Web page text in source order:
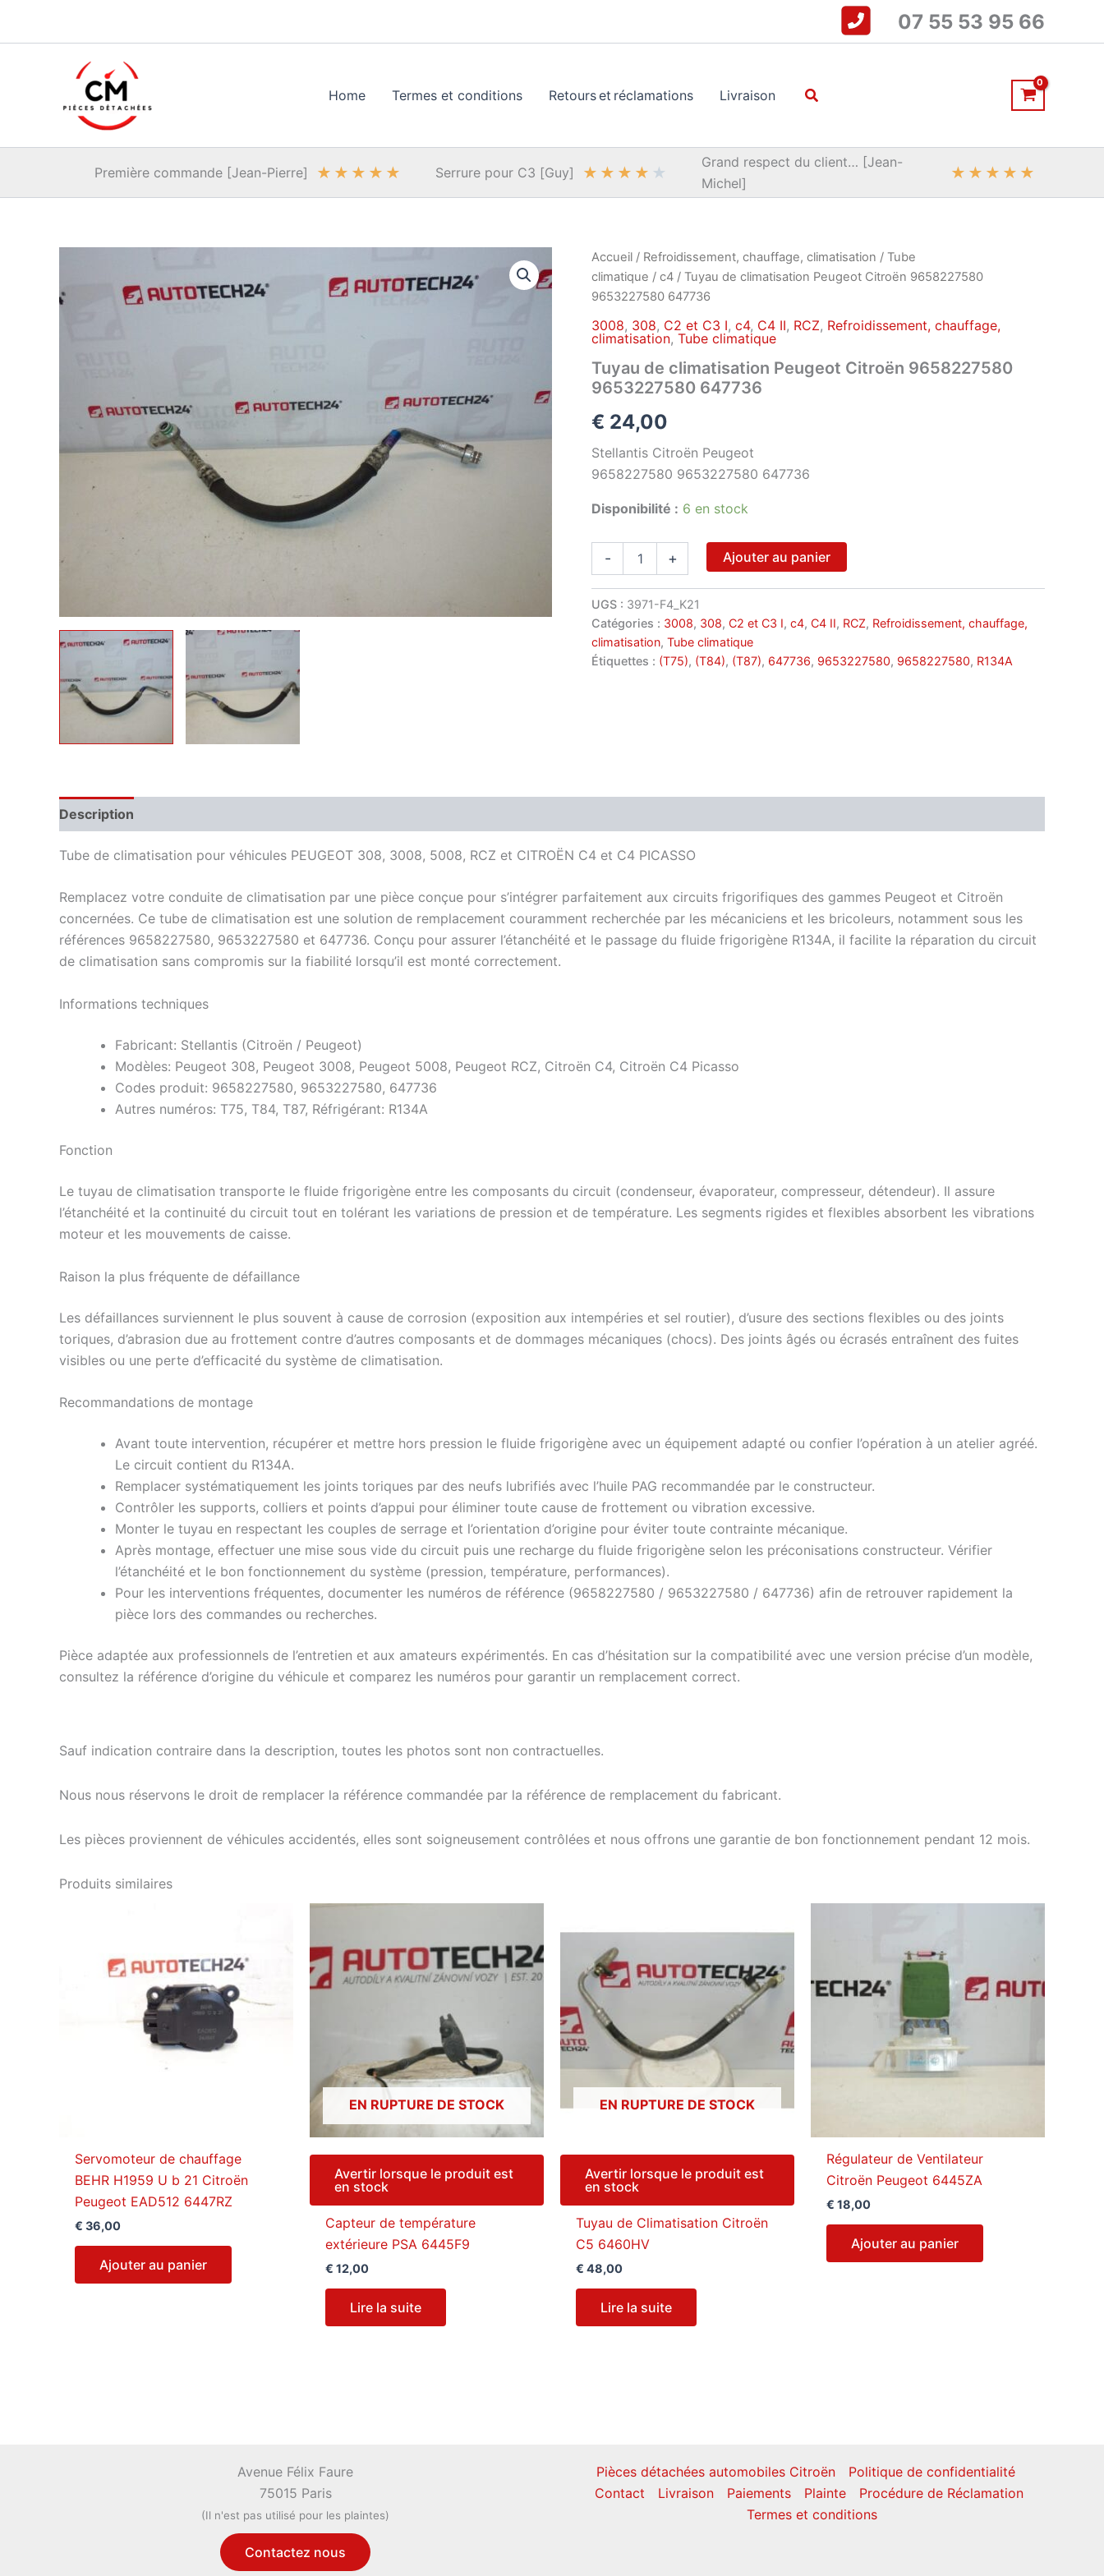
07 55 53 95 66
Home Termes et conditions Retours et réclamations Livraison Rechercher
Première commande [Jean-Pierre] ★ ★ ★ ★ ★ Serrure pour C3 [Guy] ★ ★ ★ ★ ★
Grand respect du client… [Jean-
Michel]
★ ★ ★ ★ ★
Accueil / Refroidissement, chauffage, climatisation / Tube
climatique / c4 / Tuyau de climatisation Peugeot Citroën 9658227580
9653227580 647736
3008, 308, C2 et C3 I, c4, C4 II, RCZ, Refroidissement, chauffage,
climatisation, Tube climatique
Tuyau de climatisation Peugeot Citroën 9658227580
9653227580 647736
€ 24,00
Stellantis Citroën Peugeot
9658227580 9653227580 647736
Disponibilité : 6 en stock
-
de
climatisation
Peugeot
Citroën
9658227580
+ Ajouter au panier
UGS : 3971-F4_K21
Catégories : 3008, 308, C2 et C3 I, c4, C4 II, RCZ, Refroidissement, chauffage,
climatisation, Tube climatique
Étiquettes : (T75), (T84), (T87), 647736, 9653227580, 9658227580, R134A
Description
Tube de climatisation pour véhicules PEUGEOT 308, 3008, 5008, RCZ et CITROËN C4 et C4 PICASSO
Remplacez votre conduite de climatisation par une pièce conçue pour s’intégrer parfaitement aux circuits frigorifiques des gammes Peugeot et Citroën
concernées. Ce tube de climatisation est une solution de remplacement couramment recherchée par les mécaniciens et les bricoleurs, notamment sous les
références 9658227580, 9653227580 et 647736. Conçu pour assurer l’étanchéité et le passage du fluide frigorigène R134A, il facilite la réparation du circuit
de climatisation sans compromis sur la fiabilité lorsqu’il est monté correctement.
Informations techniques
Fabricant: Stellantis (Citroën / Peugeot)
Modèles: Peugeot 308, Peugeot 3008, Peugeot 5008, Peugeot RCZ, Citroën C4, Citroën C4 Picasso
Codes produit: 9658227580, 9653227580, 647736
Autres numéros: T75, T84, T87, Réfrigérant: R134A
Fonction
Le tuyau de climatisation transporte le fluide frigorigène entre les composants du circuit (condenseur, évaporateur, compresseur, détendeur). Il assure
l’étanchéité et la continuité du circuit tout en tolérant les variations de pression et de température. Les segments rigides et flexibles absorbent les vibrations
moteur et les mouvements de caisse.
Raison la plus fréquente de défaillance
Les défaillances surviennent le plus souvent à cause de corrosion (exposition aux intempéries et sel routier), d’usure des sections flexibles ou des joints
toriques, d’abrasion due au frottement contre d’autres composants et de dommages mécaniques (chocs). Des joints âgés ou écrasés entraînent des fuites
visibles ou une perte d’efficacité du système de climatisation.
Recommandations de montage
Avant toute intervention, récupérer et mettre hors pression le fluide frigorigène avec un équipement adapté ou confier l’opération à un atelier agréé.
Le circuit contient du R134A.
Remplacer systématiquement les joints toriques par des neufs lubrifiés avec l’huile PAG recommandée par le constructeur.
Contrôler les supports, colliers et points d’appui pour éliminer toute cause de frottement ou vibration excessive.
Monter le tuyau en respectant les couples de serrage et l’orientation d’origine pour éviter toute contrainte mécanique.
Après montage, effectuer une mise sous vide du circuit puis une recharge du fluide frigorigène selon les préconisations constructeur. Vérifier
l’étanchéité et le bon fonctionnement du système (pression, température, performances).
Pour les interventions fréquentes, documenter les numéros de référence (9658227580 / 9653227580 / 647736) afin de retrouver rapidement la
pièce lors des commandes ou recherches.
Pièce adaptée aux professionnels de l’entretien et aux amateurs expérimentés. En cas d’hésitation sur la compatibilité avec une version précise d’un modèle,
consultez la référence d’origine du véhicule et comparez les numéros pour garantir un remplacement correct.
Sauf indication contraire dans la description, toutes les photos sont non contractuelles.
Nous nous réservons le droit de remplacer la référence commandée par la référence de remplacement du fabricant.
Les pièces proviennent de véhicules accidentés, elles sont soigneusement contrôlées et nous offrons une garantie de bon fonctionnement pendant 12 mois.
Produits similaires
Servomoteur de chauffage
BEHR H1959 U b 21 Citroën
Peugeot EAD512 6447RZ
€ 36,00
Ajouter au panier
EN RUPTURE DE STOCK
Avertir lorsque le produit est
en stock
Capteur de température
extérieure PSA 6445F9
€ 12,00
Lire la suite
EN RUPTURE DE STOCK
Avertir lorsque le produit est
en stock
Tuyau de Climatisation Citroën
C5 6460HV
€ 48,00
Lire la suite
Régulateur de Ventilateur
Citroën Peugeot 6445ZA
€ 18,00
Ajouter au panier
Avenue Félix Faure
75015 Paris
(Il n'est pas utilisé pour les plaintes)
Contactez nous
Pièces détachées automobiles Citroën
Politique de confidentialité
Contact
Livraison Paiements Plainte
Procédure de Réclamation
Termes et conditions